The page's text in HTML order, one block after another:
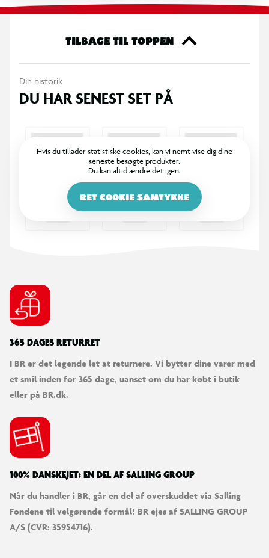
TILBAGE TIL TOPPEN
Din historik
DU HAR SENEST SET PÅ
Hvis du tillader statistiske cookies, kan vi nemt vise dig dine
seneste besøgte produkter.
Du kan altid ændre det igen.
RET COOKIE SAMTYKKE
365 DAGES RETURRET
I BR er det legende let at returnere. Vi bytter dine varer med
et smil inden for 365 dage, uanset om du har købt i butik
eller på BR.dk.
100% DANSKEJET: EN DEL AF SALLING GROUP
Når du handler i BR, går en del af overskuddet via Salling
Fondene til velgørende formål! BR ejes af SALLING GROUP
A/S (CVR: 35954716).